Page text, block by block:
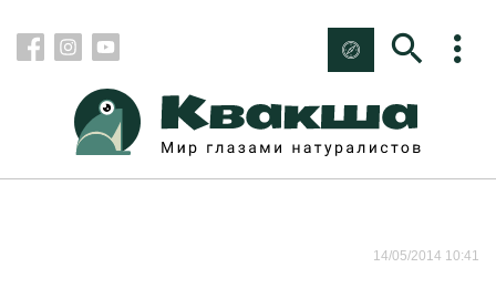
14/05/2014 10:41